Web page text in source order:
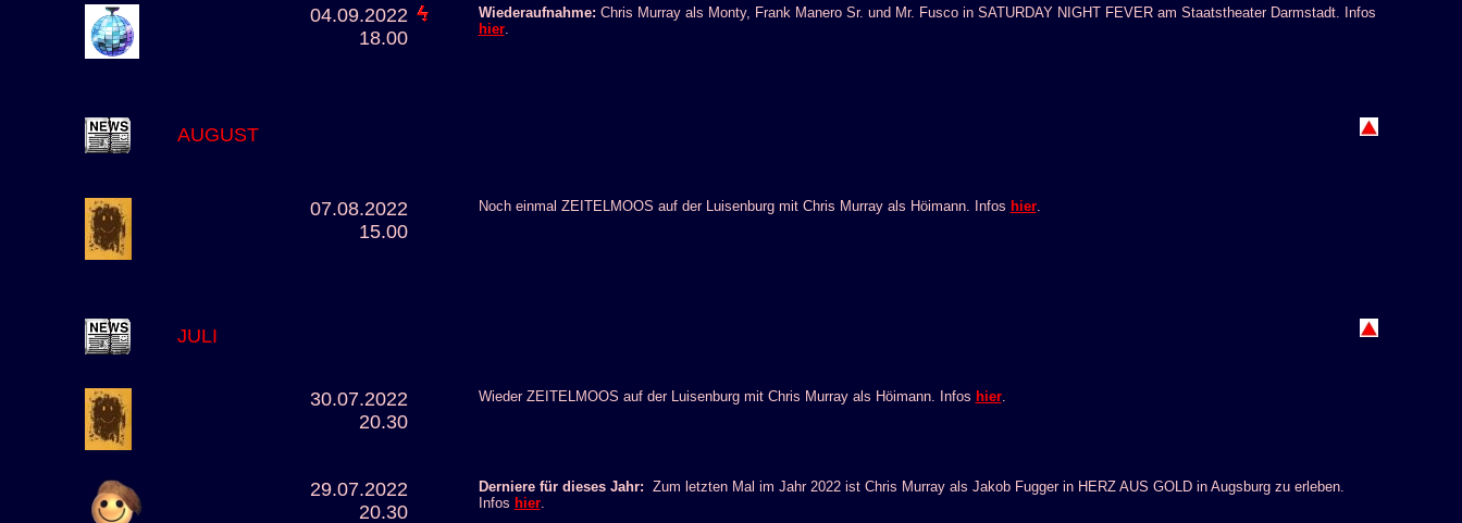
04.09.2022
18.00
Wiederaufnahme: Chris Murray als Monty, Frank Manero Sr. und Mr. Fusco in SATURDAY NIGHT FEVER am Staatstheater Darmstadt. Infos
hier.
AUGUST
07.08.2022
15.00
Noch einmal ZEITELMOOS auf der Luisenburg mit Chris Murray als Höimann. Infos hier.
JULI
30.07.2022
20.30
Wieder ZEITELMOOS auf der Luisenburg mit Chris Murray als Höimann. Infos hier.
29.07.2022
20.30
Derniere für dieses Jahr: Zum letzten Mal im Jahr 2022 ist Chris Murray als Jakob Fugger in HERZ AUS GOLD in Augsburg zu erleben.
Infos hier.